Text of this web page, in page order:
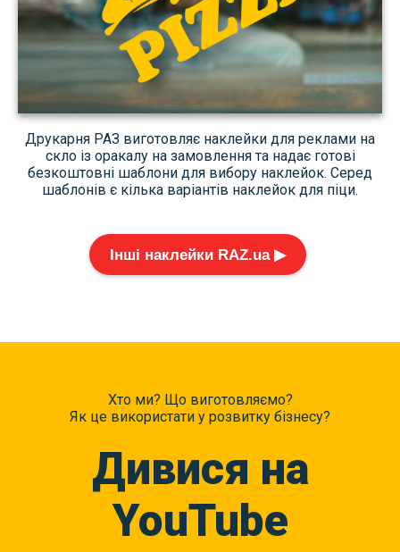
Друкарня РАЗ виготовляє наклейки для реклами на
скло із оракалу на замовлення та надає готові
безкоштовні шаблони для вибору наклейок. Серед
шаблонів є кілька варіантів наклейок для піци.
Інші наклейки RAZ.ua ▶
Хто ми? Що виготовляємо?
Як це використати у розвитку бізнесу?
Дивися на
YouTube